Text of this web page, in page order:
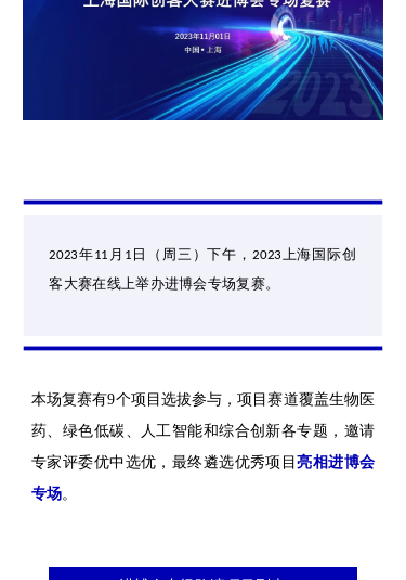
2023年11 月 1 日（周三）下午，2023上海国际创
客大赛在线上举办进博会专场复赛。
本场复赛有9个项目选拔参与，项目赛道覆盖生物医
药、绿色低碳、人工智能和综合创新各专题，邀请
专家评委优中选优，最终遴选优秀项目亮相进博会
专场。